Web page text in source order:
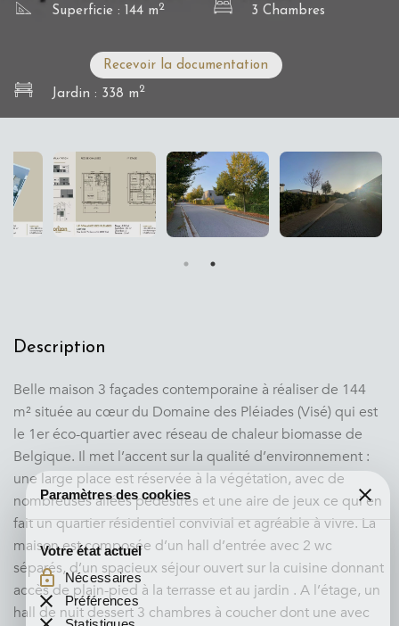
Superficie : 144 m2 3 Chambres
Recevoir la documentation
Jardin : 338 m2
Description
Belle maison 3 façades contemporaine à réaliser de 144
m² située au cœur du Domaine des Pléiades (Visé) qui est
le 1er éco-quartier avec réseau de chaleur biomasse de
Belgique. Il met l’accent sur la qualité d’environnement :
une large place est réservée à la végétation, avec de
nombreuses allées pédestres et une aire de jeux ce qui en
fait un quartier résidentiel convivial et agréable à vivre. La
maison est composée d’un hall d’entrée avec 2 wc
séparés, d’un spacieux séjour ouvert sur la cuisine donnant
accès de plain-pied à la terrasse et au jardin . A l’étage, un
hall de nuit dessert 3 chambres à coucher dont une avec
Paramètres des cookies
Votre état ​​actuel
Nécessaires
Préférences
Statistiques
Marketing